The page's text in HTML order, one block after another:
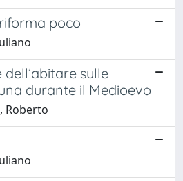
poco
sulle
durante il Medioevo
Roberto